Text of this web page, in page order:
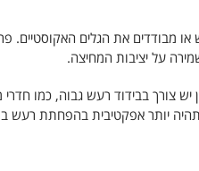
מבודדים את הגלים האקוסטיים.
על יציבות המחיצה.
צורך בבידוד רעש גבוה, כמו
יותר אפקטיבית בהפחתת רעש